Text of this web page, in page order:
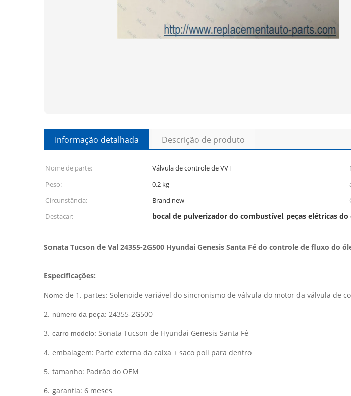
Informação detalhada Descrição de produto
Nome de parte: Válvula de controle de VVT
Peso:
0,2 kg
Circunstância:
Brand new
Destacar:
bocal de pulverizador do combustível, peças elétricas do
Sonata Tucson de Val 24355-2G500 Hyundai Genesis Santa Fé do controle de fluxo do
Especificações:
Nome de 1. partes: Solenoide variável do sincronismo de válvula do motor da válvula de
2. número da peça: 24355-2G500
3. carro modelo: Sonata Tucson de Hyundai Genesis Santa Fé
4. embalagem: Parte externa da caixa + saco poli para dentro
5. tamanho: Padrão do OEM
6. garantia: 6 meses